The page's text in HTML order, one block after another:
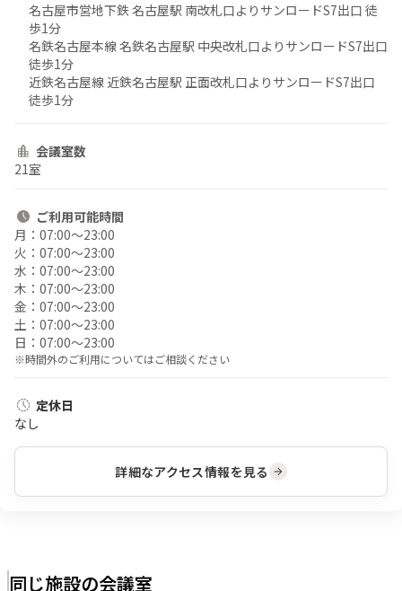
名古屋市営地下鉄 名古屋駅 南改札口よりサンロードS7出口 徒
歩1分
名鉄名古屋本線 名鉄名古屋駅 中央改札口よりサンロードS7出口
徒歩1分
近鉄名古屋線 近鉄名古屋駅 正面改札口よりサンロードS7出口
徒歩1分
会議室数
21室
ご利用可能時間
月： 07:00〜23:00
火： 07:00〜23:00
水： 07:00〜23:00
木： 07:00〜23:00
金： 07:00〜23:00
土： 07:00〜23:00
日： 07:00〜23:00
※時間外のご利用についてはご相談ください
定休日
なし
詳細なアクセス情報を見る
同じ施設の会議室